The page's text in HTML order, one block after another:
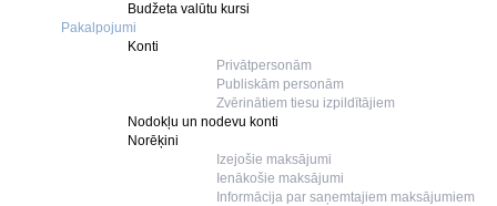
Budžeta valūtu kursi
Pakalpojumi
Konti
Privātpersonām
Publiskām personām
Zvērinātiem tiesu izpildītājiem
Nodokļu un nodevu konti
Norēķini
Izejošie maksājumi
Ienākošie maksājumi
Informācija par saņemtajiem maksājumiem